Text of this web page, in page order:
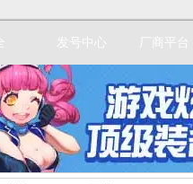
发号中心 厂商平台